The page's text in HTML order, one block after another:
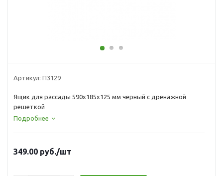
Артикул: П3129
Ящик для рассады 590х185х125 мм черный с дренажной
решеткой
Подробнее
349.00 руб./шт